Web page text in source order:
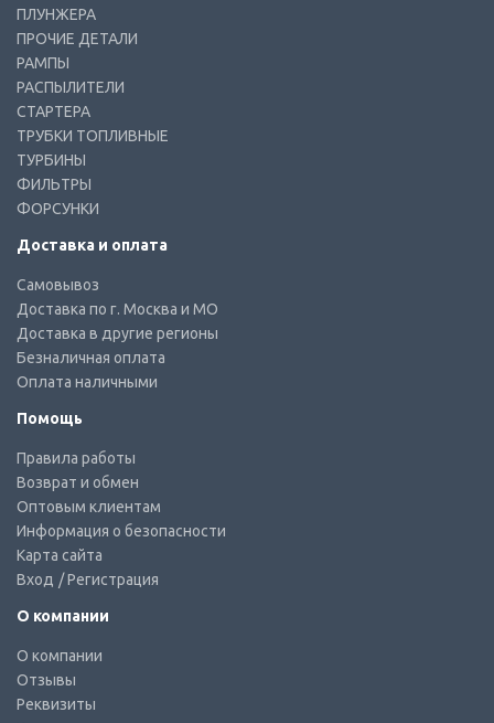
ПЛУНЖЕРА
ПРОЧИЕ ДЕТАЛИ
РАМПЫ
РАСПЫЛИТЕЛИ
СТАРТЕРА
ТРУБКИ ТОПЛИВНЫЕ
ТУРБИНЫ
ФИЛЬТРЫ
ФОРСУНКИ
Доставка и оплата
Самовывоз
Доставка по г. Москва и МО
Доставка в другие регионы
Безналичная оплата
Оплата наличными
Помощь
Правила работы
Возврат и обмен
Оптовым клиентам
Информация о безопасности
Карта сайта
Вход / Регистрация
О компании
О компании
Отзывы
Реквизиты